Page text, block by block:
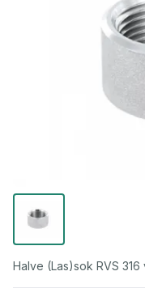
Halve (Las)sok RVS